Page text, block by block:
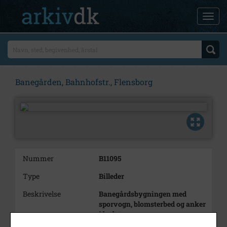
Banegården, Bahnhofstr., Flensborg
Nummer
B11095
Type
Billeder
Beskrivelse
Banegårdsbygningen med
sporvogn, blomsterbed og anker
i bedet.